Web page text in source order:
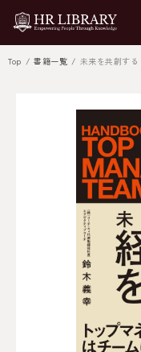
Top 書籍一覧 未来を共創す